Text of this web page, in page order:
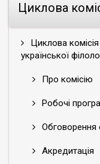
Циклова
Циклова
української
Про комісію
Робочі
Обговорення
Акредитація